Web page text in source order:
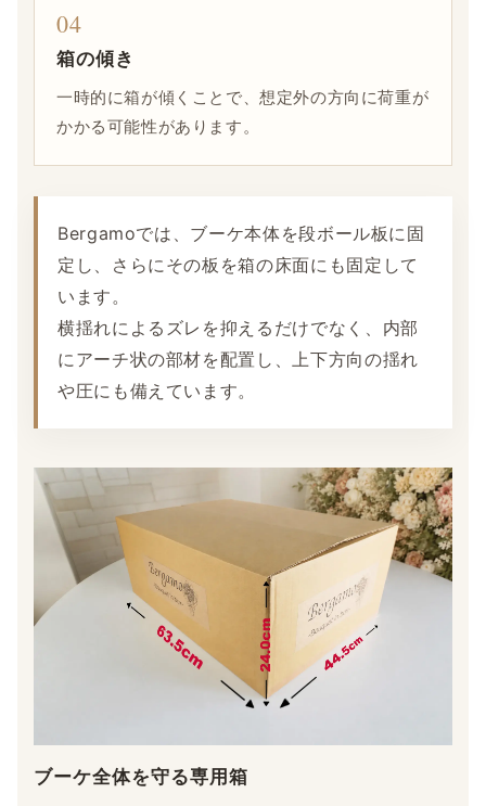
04
箱の傾き
一時的に箱が傾くことで、想定外の方向に荷重が
かかる可能性があります。
Bergamoでは、ブーケ本体を段ボール板に固
定し、さらにその板を箱の床面にも固定して
います。
横揺れによるズレを抑えるだけでなく、内部
にアーチ状の部材を配置し、上下方向の揺れ
や圧にも備えています。
ブーケ全体を守る専用箱